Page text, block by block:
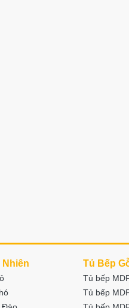
Nhiên Tủ Bếp
Tủ bếp
Tủ bếp